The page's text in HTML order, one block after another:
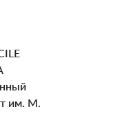
им. М.